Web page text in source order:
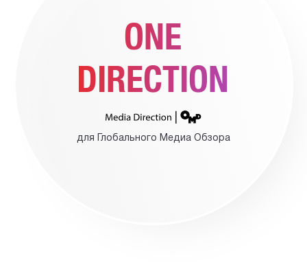
ONE
DIRECTION
для Глобального Медиа Обзора